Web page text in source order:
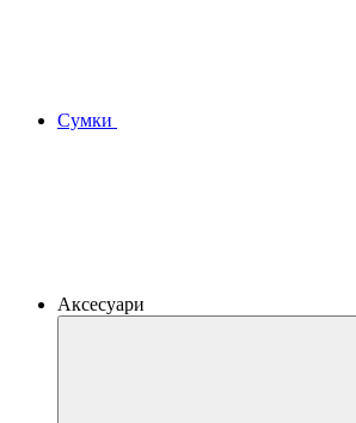
Сумки
Аксесуари